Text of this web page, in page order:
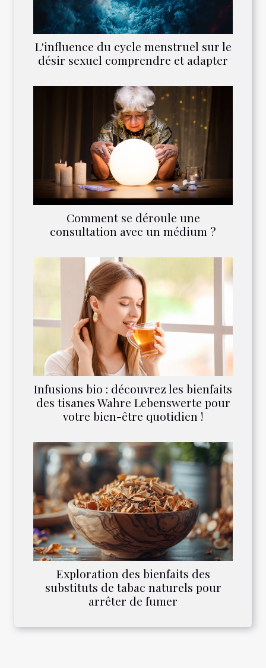
L'influence du cycle menstruel sur le
désir sexuel comprendre et adapter
Comment se déroule une
consultation avec un médium ?
Infusions bio : découvrez les bienfaits
des tisanes Wahre Lebenswerte pour
votre bien-être quotidien !
Exploration des bienfaits des
substituts de tabac naturels pour
arrêter de fumer